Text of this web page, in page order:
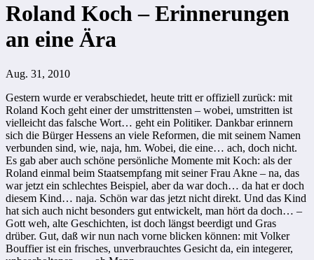
Roland Koch – Erinnerungen
an eine Ära
Aug. 31, 2010
Gestern wurde er verabschiedet, heute tritt er offiziell zurück: mit
Roland Koch geht einer der umstrittensten – wobei, umstritten ist
vielleicht das falsche Wort… geht ein Politiker. Dankbar erinnern
sich die Bürger Hessens an viele Reformen, die mit seinem Namen
verbunden sind, wie, naja, hm. Wobei, die eine… ach, doch nicht.
Es gab aber auch schöne persönliche Momente mit Koch: als der
Roland einmal beim Staatsempfang mit seiner Frau Akne – na, das
war jetzt ein schlechtes Beispiel, aber da war doch… da hat er doch
diesem Kind… naja. Schön war das jetzt nicht direkt. Und das Kind
hat sich auch nicht besonders gut entwickelt, man hört da doch… –
Gott weh, alte Geschichten, ist doch längst beerdigt und Gras
drüber. Gut, daß wir nun nach vorne blicken können: mit Volker
Bouffier ist ein frisches, unverbrauchtes Gesicht da, ein integerer,